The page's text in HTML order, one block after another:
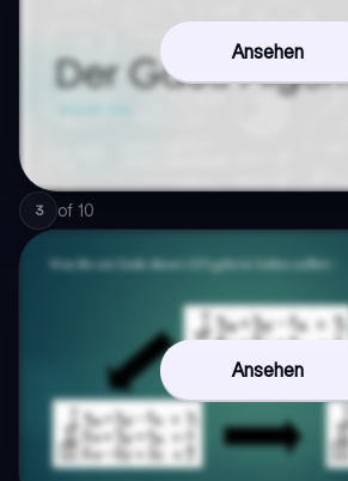
Ansehen
3 of 10
Ansehen